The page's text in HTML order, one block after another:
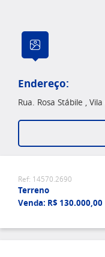
Endereço:
Rua. Rosa Stábile ,
Ref: 14570.2690
Terreno
Venda: R$ 130.000,00